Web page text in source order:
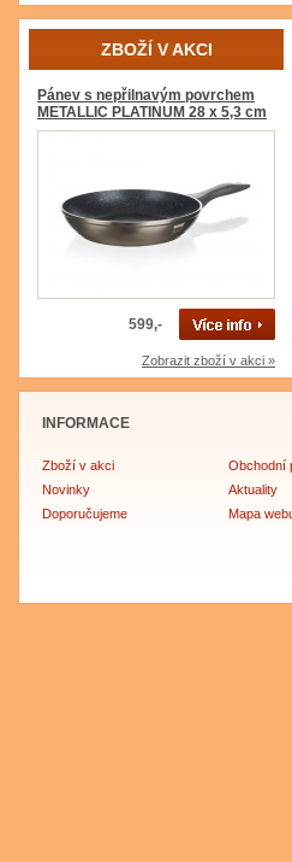
ZBOŽÍ V AKCI
Pánev s nepřilnavým povrchem
METALLIC PLATINUM 28 x 5,3 cm
599,-
Zobrazit zboží v akci »
INFORMACE
Zboží v akci
Novinky
Doporučujeme
Obchodní
Aktuality
Mapa